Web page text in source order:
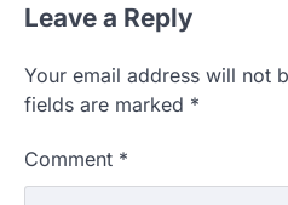
Leave a Reply
Your email address will not
fields are marked *
Comment *